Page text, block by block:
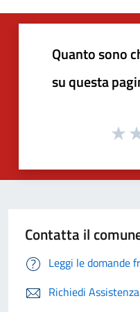
Quanto sono
su questa
Contatta il
Leggi le domande
Richiedi Assistenza